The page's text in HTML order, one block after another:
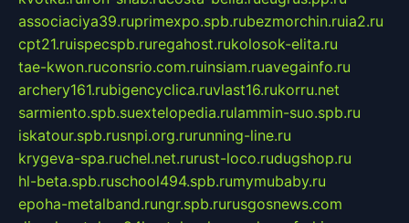
associaciya39.ruprimexpo.spb.rubezmorchin.ruia2.ru
cpt21.ruispecspb.ruregahost.rukolosok-elita.ru
tae-kwon.ruconsrio.com.ruinsiam.ruavegainfo.ru
archery161.rubigencyclica.ruvlast16.rukorru.net
sarmiento.spb.suextelopedia.rulammin-suo.spb.ru
iskatour.spb.rusnpi.org.rurunning-line.ru
krygeva-spa.ruchel.net.rurust-loco.rudugshop.ru
hl-beta.spb.ruschool494.spb.rumymubaby.ru
epoha-metalband.rungr.spb.rurusgosnews.com